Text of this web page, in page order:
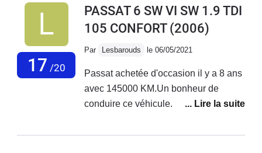
parvient sans peine à emmener le
break aux allures réglementaire,
cependant pas du tout molle. Elle offre
un grand espace de vie et de
rangement, une capacité de
quotidien et tout spécialement lors des
17 /20
PASSAT 6 SW VI SW 1.9 TDI
105 CONFORT(2006)
Par Lesbarouds le 06/05/2021
Passat achetée d'occasion il y a 8 ans
avec 145000 KM.Un bonheur de
conduire ce véhicule. C'est une
robustesse, on se sent en sécurité.